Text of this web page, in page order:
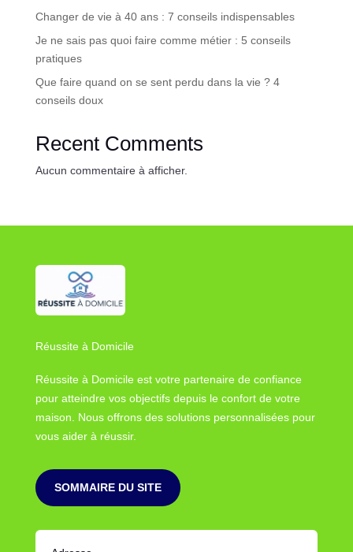
Changer de vie à 40 ans : 7 conseils indispensables
Je ne sais pas quoi faire comme métier : 5 conseils
pratiques
Que faire quand on se sent perdu dans la vie ? 4
conseils doux
Recent Comments
Aucun commentaire à afficher.
Réussite à Domicile
Réussite à Domicile est votre partenaire de confiance
pour atteindre vos objectifs depuis le confort de votre
maison. Nous offrons des solutions personnalisées pour
vous aider à réussir.
SOMMAIRE DU SITE